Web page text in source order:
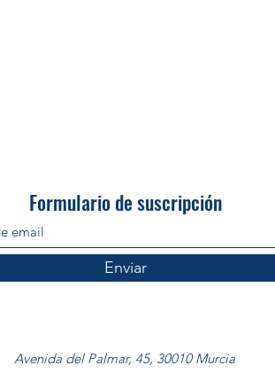
Formulario de suscripción
Enviar
Avenida del Palmar, 45, 30010 Murcia